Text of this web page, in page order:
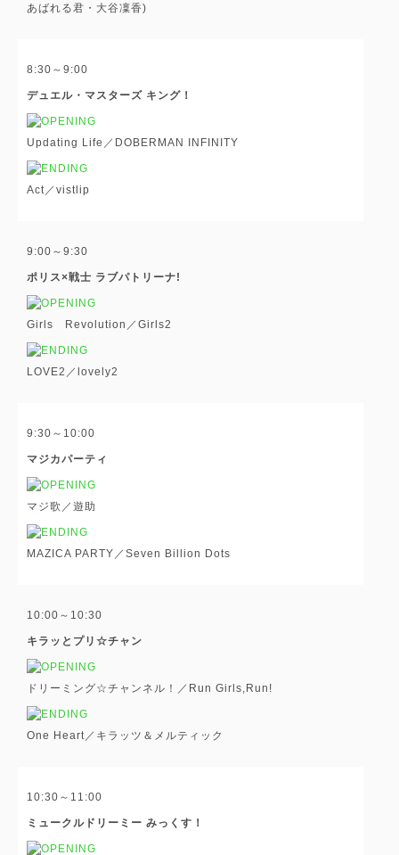
あばれる君・大谷凜香)
8:30～9:00
デュエル・マスターズ キング！
Updating Life／DOBERMAN INFINITY
Act／vistlip
9:00～9:30
ポリス×戦士 ラブパトリーナ!
Girls Revolution／Girls2
LOVE2／lovely2
9:30～10:00
マジカパーティ
マジ歌／遊助
MAZICA PARTY／Seven Billion Dots
10:00～10:30
キラッとプリ☆チャン
ドリーミング☆チャンネル！／Run Girls,Run!
One Heart／キラッツ＆メルティック
10:30～11:00
ミュークルドリーミー みっくす！